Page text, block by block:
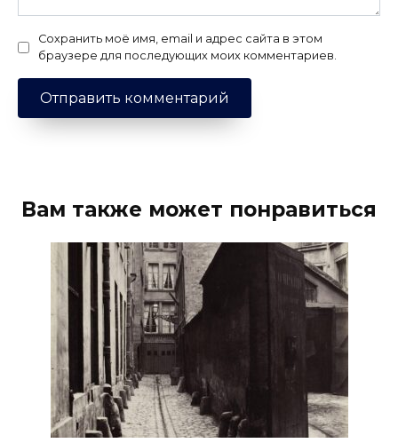
Сохранить моё имя, email и адрес сайта в этом
браузере для последующих моих комментариев.
Вам также может понравиться